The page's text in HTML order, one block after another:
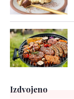
Izdvojeno